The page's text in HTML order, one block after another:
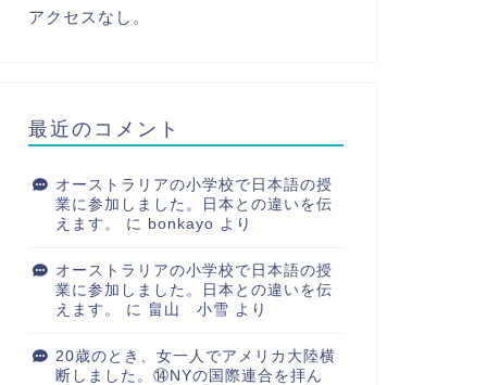
アクセスなし。
最近のコメント
オーストラリアの小学校で日本語の授
業に参加しました。日本との違いを伝
えます。
に bonkayo より
オーストラリアの小学校で日本語の授
業に参加しました。日本との違いを伝
えます。
に 畠山 小雪 より
20歳のとき、女一人でアメリカ大陸横
断しました。⑭NYの国際連合を拝ん